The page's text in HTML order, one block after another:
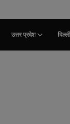
उत्तर प्रदेश दिल्ली